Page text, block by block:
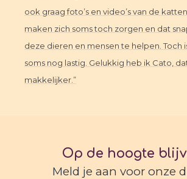
ook graag foto’s en video’s van de
maken zich soms toch zorgen en dat
deze dieren en mensen te helpen. Toch
soms nog lastig. Gelukkig heb ik Cato,
makkelijker.”
Op de hoogte
Meld je aan voor onze